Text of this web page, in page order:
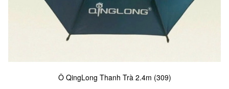
Ô QingLong Thanh Trà 2.4m (309)